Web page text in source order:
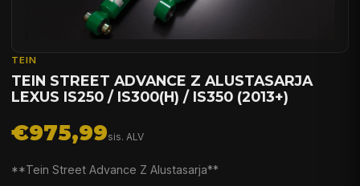
TEIN
TEIN STREET ADVANCE Z ALUSTASARJA
LEXUS IS250 / IS300(H) / IS350 (2013+)
€975,99sis. ALV
**Tein Street Advance Z Alustasarja**